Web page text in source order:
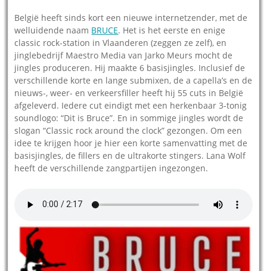
België heeft sinds kort een nieuwe internetzender, met de
welluidende naam BRUCE. Het is het eerste en enige
classic rock-station in Vlaanderen (zeggen ze zelf), en
jinglebedrijf Maestro Media van Jarko Meurs mocht de
jingles produceren. Hij maakte 6 basisjingles. Inclusief de
verschillende korte en lange submixen, de a capella’s en de
nieuws-, weer- en verkeersfiller heeft hij 55 cuts in België
afgeleverd. Iedere cut eindigt met een herkenbaar 3-tonig
soundlogo: “Dit is Bruce”. En in sommige jingles wordt de
slogan “Classic rock around the clock” gezongen. Om een
idee te krijgen hoor je hier een korte samenvatting met de
basisjingles, de fillers en de ultrakorte stingers. Lana Wolf
heeft de verschillende zangpartijen ingezongen.